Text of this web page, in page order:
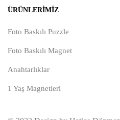
ÜRÜNLERIMIZ
Foto Baskılı Puzzle
Foto Baskılı Magnet
Anahtarlıklar
1 Yaş Magnetleri